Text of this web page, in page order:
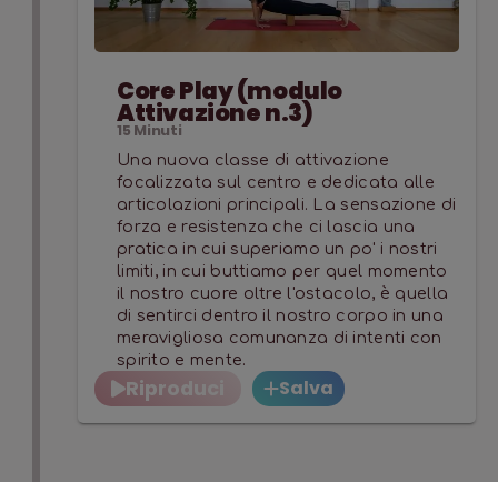
Core Play (modulo
Attivazione n.3)
15 Minuti
Una nuova classe di attivazione
focalizzata sul centro e dedicata alle
articolazioni principali. La sensazione di
forza e resistenza che ci lascia una
pratica in cui superiamo un po' i nostri
limiti, in cui buttiamo per quel momento
il nostro cuore oltre l'ostacolo, è quella
di sentirci dentro il nostro corpo in una
meravigliosa comunanza di intenti con
spirito e mente.
Riproduci Salva